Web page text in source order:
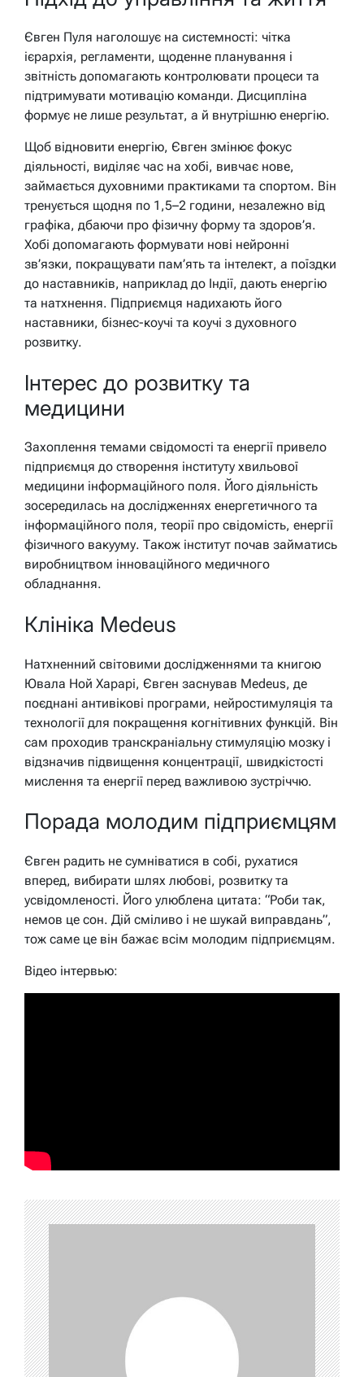
Євген Пуля наголошує на системності: чітка
ієрархія, регламенти, щоденне планування і
звітність допомагають контролювати процеси та
підтримувати мотивацію команди. Дисципліна
формує не лише результат, а й внутрішню енергію.
Щоб відновити енергію, Євген змінює фокус
діяльності, виділяє час на хобі, вивчає нове,
займається духовними практиками та спортом. Він
тренується щодня по 1,5–2 години, незалежно від
графіка, дбаючи про фізичну форму та здоров’я.
Хобі допомагають формувати нові нейронні
зв’язки, покращувати пам’ять та інтелект, а поїздки
до наставників, наприклад до Індії, дають енергію
та натхнення. Підприємця надихають його
наставники, бізнес-коучі та коучі з духовного
розвитку.
Інтерес до розвитку та
медицини
Захоплення темами свідомості та енергії привело
підприємця до створення інституту хвильової
медицини інформаційного поля. Його діяльність
зосередилась на дослідженнях енергетичного та
інформаційного поля, теорії про свідомість, енергії
фізичного вакууму. Також інститут почав займатись
виробництвом інноваційного медичного
обладнання.
Клініка Medeus
Натхненний світовими дослідженнями та книгою
Ювала Ной Харарі, Євген заснував Medeus, де
поєднані антивікові програми, нейростимуляція та
технології для покращення когнітивних функцій. Він
сам проходив транскраніальну стимуляцію мозку і
відзначив підвищення концентрації, швидкістості
мислення та енергії перед важливою зустріччю.
Порада молодим підприємцям
Євген радить не сумніватися в собі, рухатися
вперед, вибирати шлях любові, розвитку та
усвідомленості. Його улюблена цитата: “Роби так,
немов це сон. Дій сміливо і не шукай виправдань”,
тож саме це він бажає всім молодим підприємцям.
Відео інтервью: